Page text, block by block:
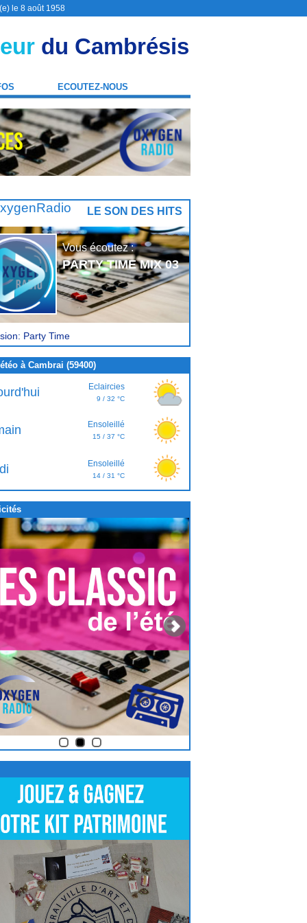
le 8 août 1958
du Cambrésis
ECOUTEZ-NOUS
LE SON DES HITS
Vous écoutez :
PARTY TIME MIX 03
Party Time
à Cambrai (59400)
Eclaircies
9 / 32 °C
Ensoleillé
15 / 37 °C
Ensoleillé
14 / 31 °C